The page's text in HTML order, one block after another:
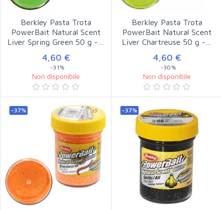
Berkley Pasta Trota
PowerBait Natural Scent
Liver Spring Green 50 g -…
4,60 €
-31%
Non disponibile
Berkley Pasta Trota
PowerBait Natural Scent
Liver Chartreuse 50 g -…
4,60 €
-30%
Non disponibile
-37% -37%